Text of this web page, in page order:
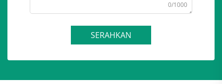
0/1000
SERAHKAN